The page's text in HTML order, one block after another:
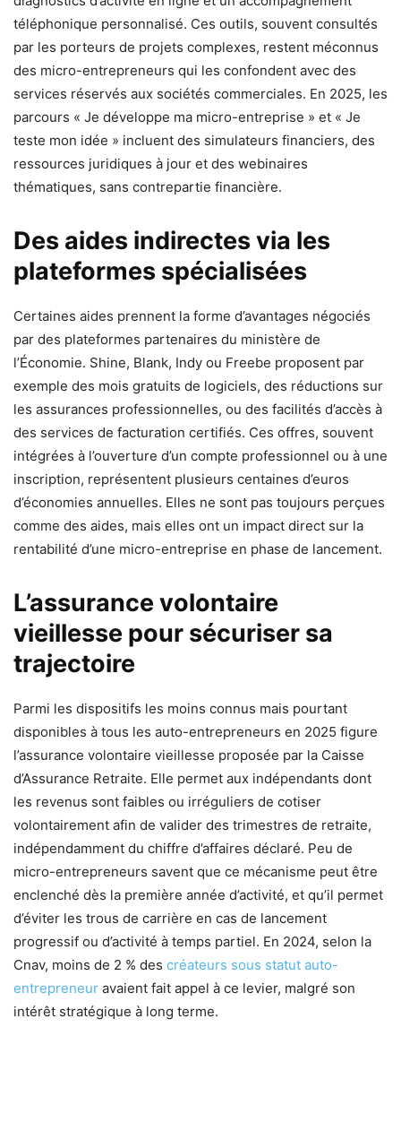
téléphonique personnalisé. Ces outils, souvent consultés
par les porteurs de projets complexes, restent méconnus
des micro-entrepreneurs qui les confondent avec des
services réservés aux sociétés commerciales. En 2025, les
parcours « Je développe ma micro-entreprise » et « Je
teste mon idée » incluent des simulateurs financiers, des
ressources juridiques à jour et des webinaires
thématiques, sans contrepartie financière.
Des aides indirectes via les
plateformes spécialisées
Certaines aides prennent la forme d’avantages négociés
par des plateformes partenaires du ministère de
l’Économie. Shine, Blank, Indy ou Freebe proposent par
exemple des mois gratuits de logiciels, des réductions sur
les assurances professionnelles, ou des facilités d’accès à
des services de facturation certifiés. Ces offres, souvent
intégrées à l’ouverture d’un compte professionnel ou à une
inscription, représentent plusieurs centaines d’euros
d’économies annuelles. Elles ne sont pas toujours perçues
comme des aides, mais elles ont un impact direct sur la
rentabilité d’une micro-entreprise en phase de lancement.
L’assurance volontaire
vieillesse pour sécuriser sa
trajectoire
Parmi les dispositifs les moins connus mais pourtant
disponibles à tous les auto-entrepreneurs en 2025 figure
l’assurance volontaire vieillesse proposée par la Caisse
d’Assurance Retraite. Elle permet aux indépendants dont
les revenus sont faibles ou irréguliers de cotiser
volontairement afin de valider des trimestres de retraite,
indépendamment du chiffre d’affaires déclaré. Peu de
micro-entrepreneurs savent que ce mécanisme peut être
enclenché dès la première année d’activité, et qu’il permet
d’éviter les trous de carrière en cas de lancement
progressif ou d’activité à temps partiel. En 2024, selon la
Cnav, moins de 2 % des créateurs sous statut auto-
entrepreneur avaient fait appel à ce levier, malgré son
intérêt stratégique à long terme.